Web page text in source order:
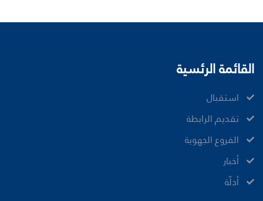
القائمة الرئسية
ﺍﺳﺘﻘﺒﺎﻝ
ﺗﻘﺪﻳﻢ ﺍﻟﺮﺍﺑﻄﺔ
الفروع الجهوية
ﺃﺧﺒﺎﺭ
أدلّة